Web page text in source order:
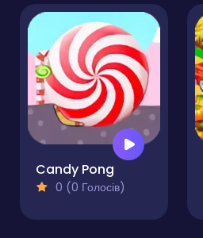
Candy Pong
0 (0 Голосів)